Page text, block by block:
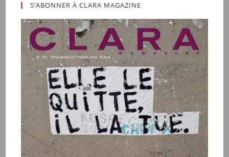
S’ABONNER À CLARA MAGAZINE